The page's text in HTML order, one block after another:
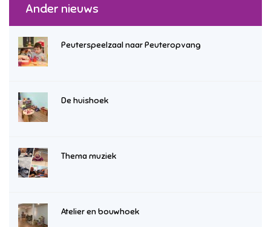
Ander nieuws
Peuterspeelzaal naar Peuteropvang
De huishoek
Thema muziek
Atelier en bouwhoek